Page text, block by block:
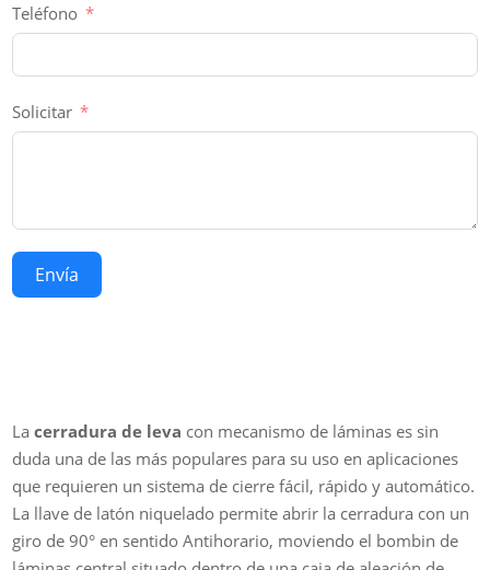
Teléfono
Solicitar
Envía
Lacerradura de leva con mecanismo de láminas es sin
duda una de las más populares para su uso en aplicaciones
que requieren un sistema de cierre fácil, rápido y automático.
La llave de latón niquelado permite abrir la cerradura con un
giro de 90° en sentido Antihorario, moviendo el bombin de